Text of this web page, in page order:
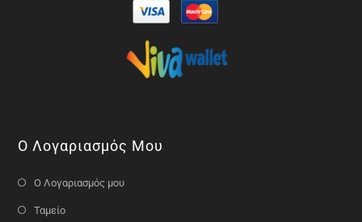
Ο Λογαριασμός Μου
Ο Λογαριασμός μου
Ταμείο